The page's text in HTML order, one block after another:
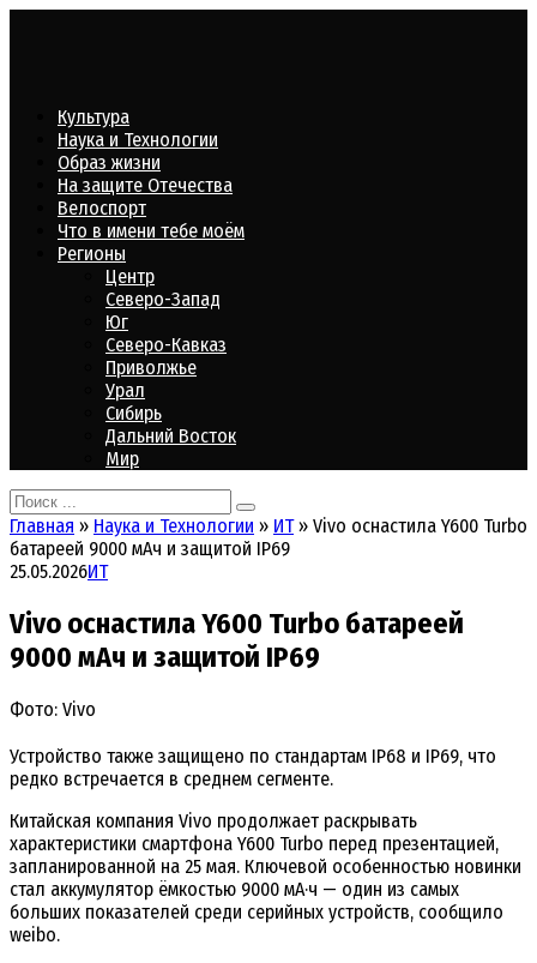
Культура
Наука и Технологии
Образ жизни
На защите Отечества
Велоспорт
Что в имени тебе моём
Регионы
Центр
Северо-Запад
Юг
Северо-Кавказ
Приволжье
Урал
Сибирь
Дальний Восток
Мир
Search
for:
Главная » Наука и Технологии » ИТ » Vivo оснастила Y600 Turbo
батареей 9000 мАч и защитой IP69
25.05.2026ИТ
Vivo оснастила Y600 Turbo батареей
9000 мАч и защитой IP69
Фото: Vivo
Устройство также защищено по стандартам IP68 и IP69, что
редко встречается в среднем сегменте.
Китайская компания Vivo продолжает раскрывать
характеристики смартфона Y600 Turbo перед презентацией,
запланированной на 25 мая. Ключевой особенностью новинки
стал аккумулятор ёмкостью 9000 мА·ч — один из самых
больших показателей среди серийных устройств, сообщило
weibo.